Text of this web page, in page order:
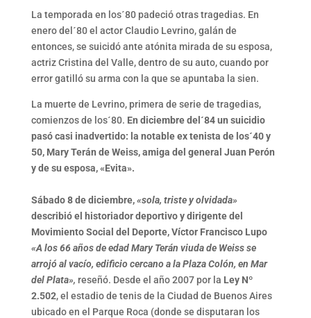
La temporada en los´80 padeció otras tragedias. En
enero del´80 el actor Claudio Levrino, galán de
entonces, se suicidó ante atónita mirada de su esposa,
actriz Cristina del Valle, dentro de su auto, cuando por
error gatilló su arma con la que se apuntaba la sien.
La muerte de Levrino, primera de serie de tragedias,
comienzos de los´80. En diciembre del´84 un suicidio
pasó casi inadvertido: la notable ex tenista de los´40 y
50, Mary Terán de Weiss, amiga del general Juan Perón
y de su esposa, «Evita».
Sábado 8 de diciembre,«sola, triste y olvidada»
describió el historiador deportivo y dirigente del
Movimiento Social del Deporte, Víctor Francisco Lupo
«A los 66 años de edad Mary Terán viuda de Weiss se
arrojó al vacío, edificio cercano a la Plaza Colón, en Mar
del Plata», reseñó. Desde el año 2007 por la Ley Nº
2.502, el estadio de tenis de la Ciudad de Buenos Aires
ubicado en el Parque Roca (donde se disputaran los